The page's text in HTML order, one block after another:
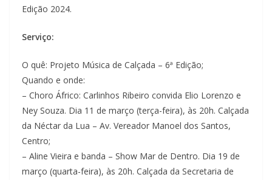
Edição 2024.
Serviço:
O quê: Projeto Música de Calçada – 6ª Edição;
Quando e onde:
– Choro Áfrico: Carlinhos Ribeiro convida Elio Lorenzo e
Ney Souza. Dia 11 de março (terça-feira), às 20h. Calçada
da Néctar da Lua – Av. Vereador Manoel dos Santos,
Centro;
– Aline Vieira e banda – Show Mar de Dentro. Dia 19 de
março (quarta-feira), às 20h. Calçada da Secretaria de